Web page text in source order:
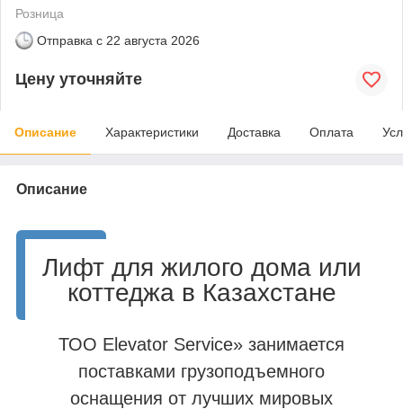
Розница
Отправка с 22 августа 2026
Цену уточняйте
Описание Характеристики Доставка Оплата
Описание
Лифт для жилого дома или
коттеджа в Казахстане
ТОО Elevator Service» занимается
поставками грузоподъемного
оснащения от лучших мировых